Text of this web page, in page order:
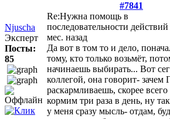
#7841
Njuscha
Эксперт
Посты:
85
Re:Нужна помощь в
последовательности действий
мес. назад
Да вот в том то и дело,
тому, кто только возьмёт,
начинаешь выбирать... Вот
коллегой, она говорит- зачем
раскармливаешь, скорее
кормим три раза в день, ну
у меня сразу мысль- отдам,